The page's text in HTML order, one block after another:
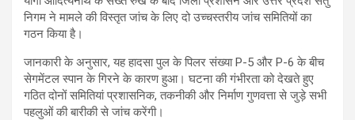
निगम ने मामले की विस्तृत जांच के लिए दो उच्चस्तरीय जांच समितियों का
गठन किया है।
जानकारी के अनुसार, यह हादसा पुल के पिलर संख्या P-5 और P-6 के बीच
सेगमेंटल स्पान के गिरने के कारण हुआ। घटना की गंभीरता को देखते हुए
गठित दोनों समितियां प्रशासनिक, तकनीकी और निर्माण गुणवत्ता से जुड़े सभी
पहलुओं की बारीकी से जांच करेंगी।